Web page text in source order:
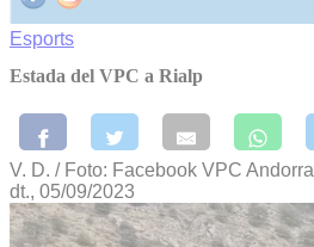
Esports
Estada del VPC a Rialp
V. D. / Foto: Facebook VPC Andorra
dt., 05/09/2023